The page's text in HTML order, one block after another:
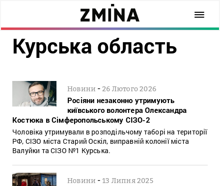
Курська область
Новини -26 Лютого 2026
Росіяни незаконно утримують
київського волонтера Олександра
Костюка в Сімферопольському СІЗО-2
Чоловіка утримували в розподільчому таборі на території
РФ, СІЗО міста Старий Оскіл, виправній колонії міста
Валуйки та СІЗО №1 Курська.
Новини -13 Липня 2025